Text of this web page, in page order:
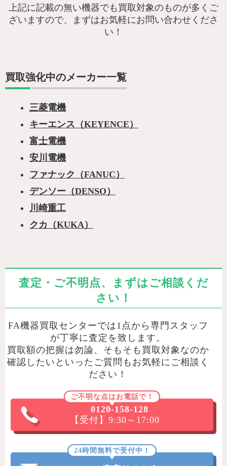
上記に記載の無い機器でも買取対象のものが多くご
ざいますので、まずはお気軽にお問い合わせくださ
い！
買取強化中のメーカー一覧
三菱電機
キーエンス（KEYENCE）
富士電機
安川電機
ファナック（FANUC）
デンソー（DENSO）
川崎重工
クカ（KUKA）
査定・ご不明点、まずはご相談くだ
さい！
FA機器買取センターでは1点から専門スタッフ
が丁寧に査定を致します。
買取額の把握は勿論、そもそも買取対象なのか
確認したいといったご質問もお気軽にご相談く
ださい！
ご不明な点はお電話で！
0120-158-128
【受付】9:30～17:00
24時間無料で受付中！